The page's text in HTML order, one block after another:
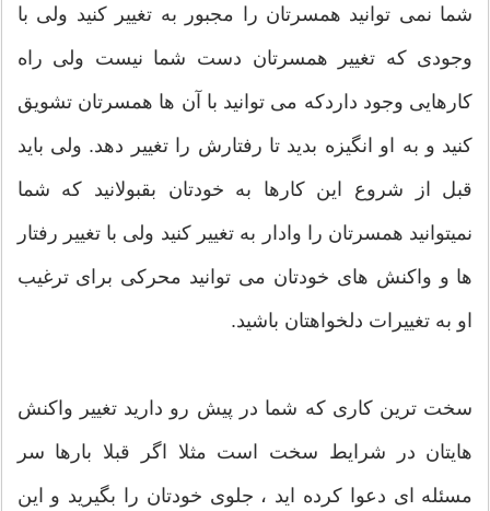
شما نمی توانید همسرتان را مجبور به تغییر کنید ولی با
وجودی که تغییر همسرتان دست شما نیست ولی راه
کارهایی وجود داردکه می توانید با آن ها همسرتان تشویق
کنید و به او انگیزه بدید تا رفتارش را تغییر دهد. ولی باید
قبل از شروع این کارها به خودتان بقبولانید که شما
نمیتوانید همسرتان را وادار به تغییر کنید ولی با تغییر رفتار
ها و واکنش های خودتان می توانید محرکی برای ترغیب
او به تغییرات دلخواهتان باشید.
سخت ترین کاری که شما در پیش رو دارید تغییر واکنش
هایتان در شرایط سخت است مثلا اگر قبلا بارها سر
مسئله ای دعوا کرده اید ، جلوی خودتان را بگیرید و این